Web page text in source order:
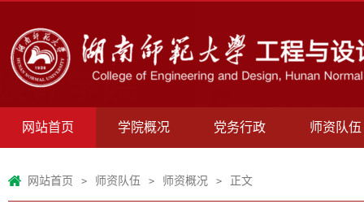
网站首页 学院概况 党务行政 师资队伍
网站首页 > 师资队伍 > 师资概况 > 正文